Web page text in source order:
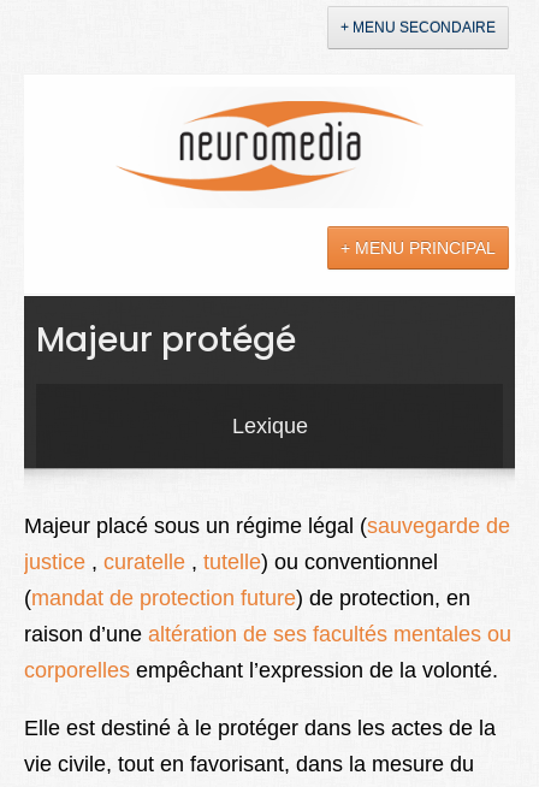
+ MENU SECONDAIRE
+ MENU PRINCIPAL
Actualités
Soins
Droit
Lexique
Better Health
Majeur protégé
Lexique
Majeur placé sous un régime légal (sauvegarde de
justice , curatelle , tutelle) ou conventionnel
(mandat de protection future) de protection, en
raison d’une altération de ses facultés mentales ou
corporelles empêchant l’expression de la volonté.
Elle est destiné à le protéger dans les actes de la
vie civile, tout en favorisant, dans la mesure du